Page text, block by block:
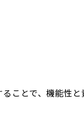
ことで、機能性